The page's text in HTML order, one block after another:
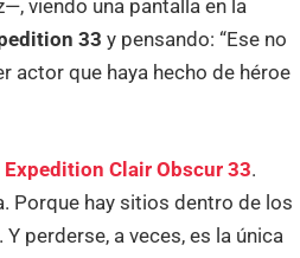
viendo una pantalla en la
33 y pensando: “Ese no
actor que haya hecho de héroe
Expedition Clair Obscur 33.
Porque hay sitios dentro de los
perderse, a veces, es la única